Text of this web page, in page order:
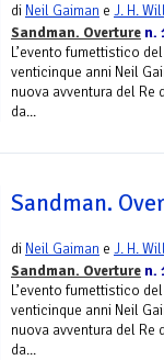
di Neil Gaiman e J. H.
Sandman. Overture n.
L’evento fumettistico
venticinque anni Neil
nuova avventura del Re
da...
Sandman.
di Neil Gaiman e J. H.
Sandman. Overture n.
L’evento fumettistico
venticinque anni Neil
nuova avventura del Re
da...